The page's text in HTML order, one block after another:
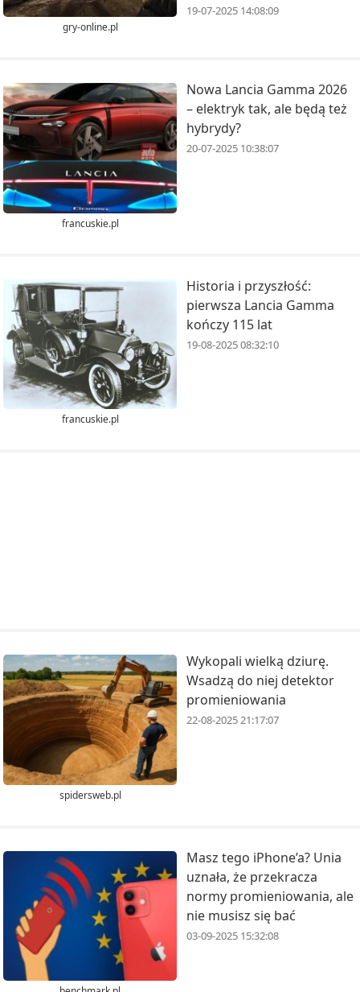
gry-online.pl
19-07-2025 14:08:09
francuskie.pl
Nowa Lancia Gamma 2026
– elektryk tak, ale będą też
hybrydy?
20-07-2025 10:38:07
francuskie.pl
Historia i przyszłość:
pierwsza Lancia Gamma
kończy 115 lat
19-08-2025 08:32:10
spidersweb.pl
Wykopali wielką dziurę.
Wsadzą do niej detektor
promieniowania
22-08-2025 21:17:07
Masz tego iPhone’a? Unia
uznała, że przekracza
normy promieniowania, ale
nie musisz się bać
03-09-2025 15:32:08